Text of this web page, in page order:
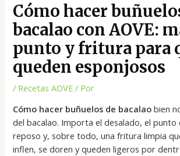
Cómo hacer
bacalao con AOVE:
punto y fritura para
queden esponjosos
/ Recetas AOVE / Por
Cómo hacer buñuelos de bacalao bien
del bacalao. Importa el desalado, el punto
reposo y, sobre todo, una fritura limpia
inflen, se doren y queden ligeros por